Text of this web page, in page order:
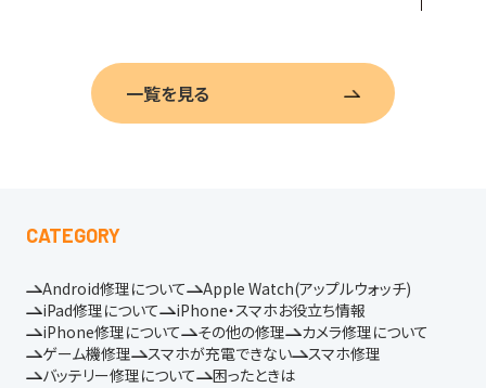
一覧を見る
CATEGORY
Android修理について
Apple Watch(アップルウォッチ)
iPad修理について
iPhone・スマホお役立ち情報
iPhone修理について
その他の修理
カメラ修理について
ゲーム機修理
スマホが充電できない
スマホ修理
バッテリー修理について
困ったときは